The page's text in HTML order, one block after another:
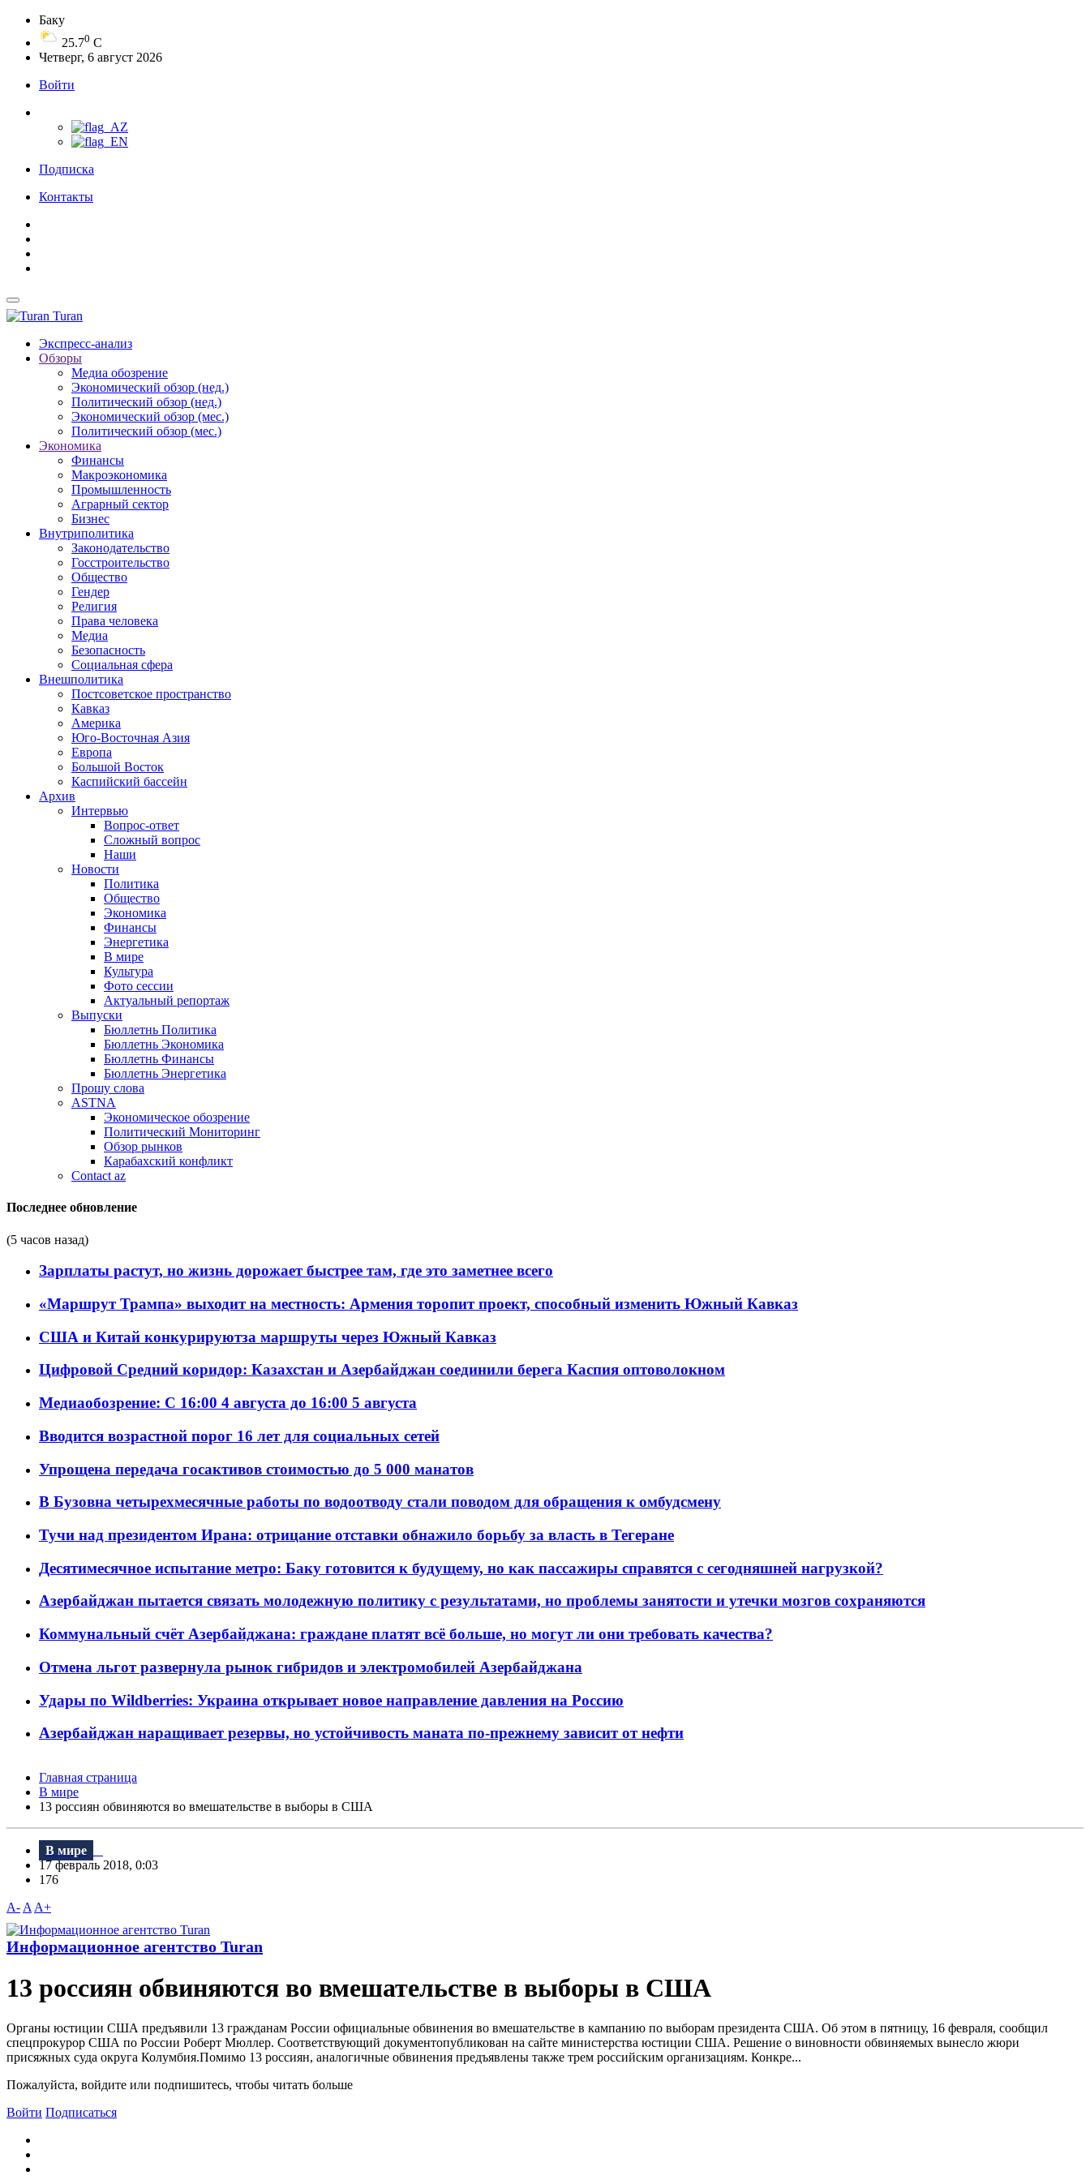
Баку
25.70 C
Четверг, 6 август 2026
Войти
Подписка
Контакты
Turan
Экспресс-анализ
Обзоры
Медиа обозрение
Экономический обзор (нед.)
Политический обзор (нед.)
Экономический обзор (мес.)
Политический обзор (мес.)
Экономика
Финансы
Макроэкономика
Промышленность
Аграрный сектор
Бизнес
Внутриполитика
Законодательство
Госстроительство
Общество
Гендер
Религия
Права человека
Медиа
Безопасность
Социальная сфера
Внешполитика
Постсоветское пространство
Кавказ
Америка
Юго-Восточная Азия
Европа
Большой Восток
Каспийский бассейн
Архив
Интервью
Вопрос-ответ
Сложный вопрос
Наши
Новости
Политика
Общество
Экономика
Финансы
Энергетика
В мире
Культура
Фото сессии
Актуальный репортаж
Выпуски
Бюллетнь Политика
Бюллетнь Экономика
Бюллетнь Финансы
Бюллетнь Энергетика
Прошу слова
ASTNA
Экономическое обозрение
Политический Мониторинг
Обзор рынков
Карабахский конфликт
Contact az
Последнее обновление
(5 часов назад)
Зарплаты растут, но жизнь дорожает быстрее там, где это заметнее всего
«Маршрут Трампа» выходит на местность: Армения торопит проект, способный изменить Южный Кавказ
США и Китай конкурируютза маршруты через Южный Кавказ
Цифровой Средний коридор: Казахстан и Азербайджан соединили берега Каспия оптоволокном
Медиаобозрение: С 16:00 4 августа до 16:00 5 августа
Вводится возрастной порог 16 лет для социальных сетей
Упрощена передача госактивов стоимостью до 5 000 манатов
В Бузовна четырехмесячные работы по водоотводу стали поводом для обращения к омбудсмену
Тучи над президентом Ирана: отрицание отставки обнажило борьбу за власть в Тегеране
Десятимесячное испытание метро: Баку готовится к будущему, но как пассажиры справятся с сегодняшней нагрузкой?
Азербайджан пытается связать молодежную политику с результатами, но проблемы занятости и утечки мозгов сохраняются
Коммунальный счёт Азербайджана: граждане платят всё больше, но могут ли они требовать качества?
Отмена льгот развернула рынок гибридов и электромобилей Азербайджана
Удары по Wildberries: Украина открывает новое направление давления на Россию
Азербайджан наращивает резервы, но устойчивость маната по-прежнему зависит от нефти
Главная страница
В мире
13 россиян обвиняются во вмешательстве в выборы в США
В мире
17 февраль 2018, 0:03
176
A- A A+
Информационное агентство Turan
13 россиян обвиняются во вмешательстве в выборы в США
Органы юстиции США предъявили 13 гражданам России официальные обвинения во вмешательстве в кампанию по выборам президента США. Об этом в пятницу, 16 февраля, сообщил
спецпрокурор США по России Роберт Мюллер. Соответствующий документопубликован на сайте министерства юстиции США. Решение о виновности обвиняемых вынесло жюри
присяжных суда округа Колумбия.Помимо 13 россиян, аналогичные обвинения предъявлены также трем российским организациям. Конкре...
Пожалуйста, войдите или подпишитесь, чтобы читать больше
Войти Подписаться